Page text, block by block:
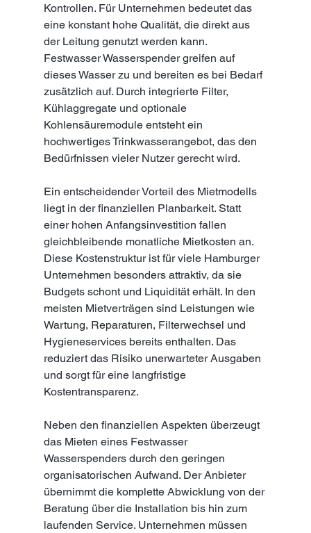
Kontrollen. Für Unternehmen bedeutet das
eine konstant hohe Qualität, die direkt aus
der Leitung genutzt werden kann.
Festwasser Wasserspender greifen auf
dieses Wasser zu und bereiten es bei Bedarf
zusätzlich auf. Durch integrierte Filter,
Kühlaggregate und optionale
Kohlensäuremodule entsteht ein
hochwertiges Trinkwasserangebot, das den
Bedürfnissen vieler Nutzer gerecht wird.
Ein entscheidender Vorteil des Mietmodells
liegt in der finanziellen Planbarkeit. Statt
einer hohen Anfangsinvestition fallen
gleichbleibende monatliche Mietkosten an.
Diese Kostenstruktur ist für viele Hamburger
Unternehmen besonders attraktiv, da sie
Budgets schont und Liquidität erhält. In den
meisten Mietverträgen sind Leistungen wie
Wartung, Reparaturen, Filterwechsel und
Hygieneservices bereits enthalten. Das
reduziert das Risiko unerwarteter Ausgaben
und sorgt für eine langfristige
Kostentransparenz.
Neben den finanziellen Aspekten überzeugt
das Mieten eines Festwasser
Wasserspenders durch den geringen
organisatorischen Aufwand. Der Anbieter
übernimmt die komplette Abwicklung von der
Beratung über die Installation bis hin zum
laufenden Service. Unternehmen müssen